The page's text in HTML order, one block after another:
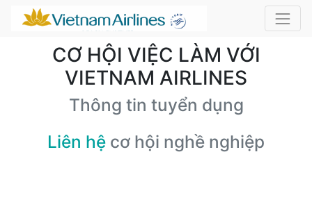
CƠ HỘI VIỆC LÀM VỚI
VIETNAM AIRLINES
Thông tin tuyển dụng
Liên hệ cơ hội nghề nghiệp